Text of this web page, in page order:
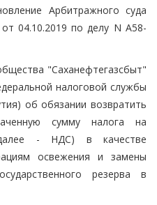
Арбитражного суда
04.10.2019 по делу N А58-
"Саханефтегазсбыт"
налоговой службы
об обязании возвратить
сумму налога на
- НДС) в качестве
освежения и замены
резерва в